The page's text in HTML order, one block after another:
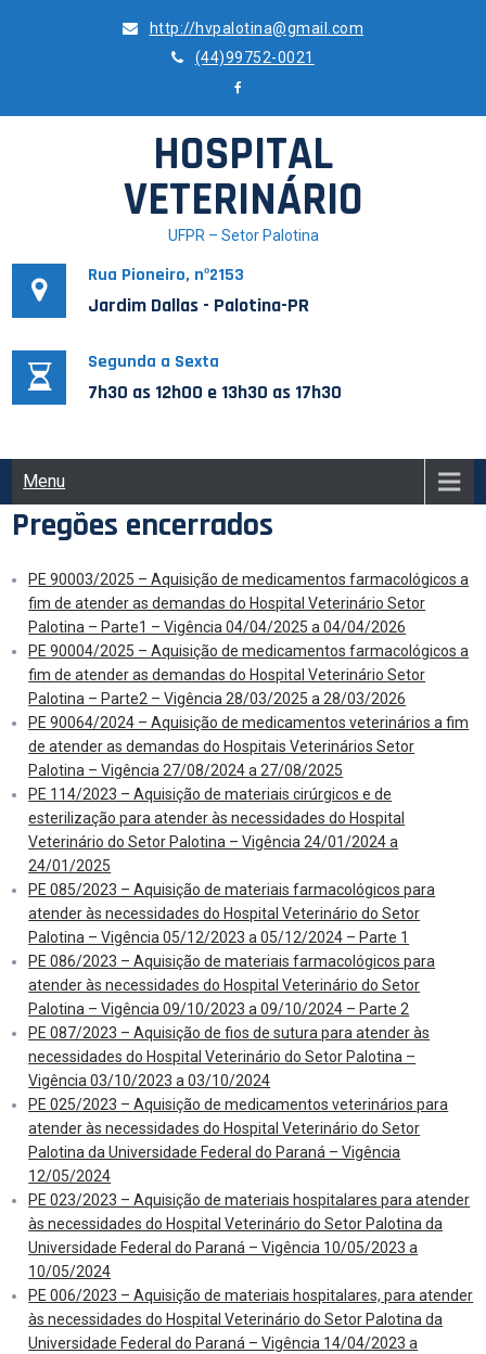
http://hvpalotina@gmail.com
(44)99752-0021
HOSPITAL
VETERINÁRIO
UFPR – Setor Palotina
Rua Pioneiro, nº2153
Jardim Dallas - Palotina-PR
Segunda a Sexta
7h30 as 12h00 e 13h30 as 17h30
Menu
Pregões encerrados
PE 90003/2025 – Aquisição de medicamentos farmacológicos a
fim de atender as demandas do Hospital Veterinário Setor
Palotina – Parte1 – Vigência 04/04/2025 a 04/04/2026
PE 90004/2025 – Aquisição de medicamentos farmacológicos a
fim de atender as demandas do Hospital Veterinário Setor
Palotina – Parte2 – Vigência 28/03/2025 a 28/03/2026
PE 90064/2024 – Aquisição de medicamentos veterinários a fim
de atender as demandas do Hospitais Veterinários Setor
Palotina – Vigência 27/08/2024 a 27/08/2025
PE 114/2023 – Aquisição de materiais cirúrgicos e de
esterilização para atender às necessidades do Hospital
Veterinário do Setor Palotina – Vigência 24/01/2024 a
24/01/2025
PE 085/2023 – Aquisição de materiais farmacológicos para
atender às necessidades do Hospital Veterinário do Setor
Palotina – Vigência 05/12/2023 a 05/12/2024 – Parte 1
PE 086/2023 – Aquisição de materiais farmacológicos para
atender às necessidades do Hospital Veterinário do Setor
Palotina – Vigência 09/10/2023 a 09/10/2024 – Parte 2
PE 087/2023 – Aquisição de fios de sutura para atender às
necessidades do Hospital Veterinário do Setor Palotina –
Vigência 03/10/2023 a 03/10/2024
PE 025/2023 – Aquisição de medicamentos veterinários para
atender às necessidades do Hospital Veterinário do Setor
Palotina da Universidade Federal do Paraná – Vigência
12/05/2024
PE 023/2023 – Aquisição de materiais hospitalares para atender
às necessidades do Hospital Veterinário do Setor Palotina da
Universidade Federal do Paraná – Vigência 10/05/2023 a
10/05/2024
PE 006/2023 – Aquisição de materiais hospitalares, para atender
às necessidades do Hospital Veterinário do Setor Palotina da
Universidade Federal do Paraná – Vigência 14/04/2023 a